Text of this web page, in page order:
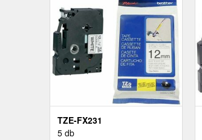
TZE-FX231
5 db